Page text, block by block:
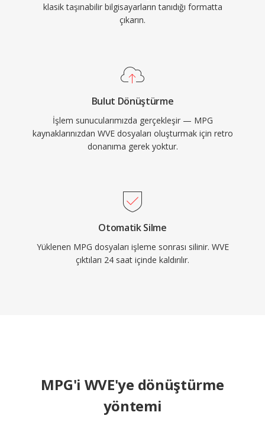
klasik taşınabilir bilgisayarların tanıdığı formatta
çıkarın.
Bulut Dönüştürme
İşlem sunucularımızda gerçekleşir — MPG
kaynaklarınızdan WVE dosyaları oluşturmak için retro
donanıma gerek yoktur.
Otomatik Silme
Yüklenen MPG dosyaları işleme sonrası silinir. WVE
çıktıları 24 saat içinde kaldırılır.
MPG'i WVE'ye dönüştürme
yöntemi